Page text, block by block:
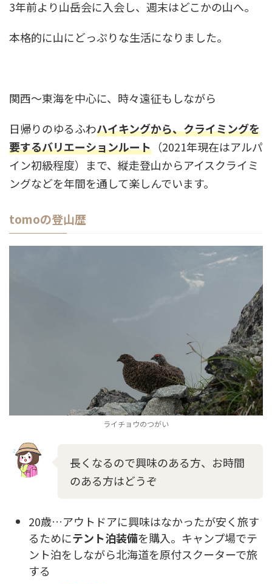
3年前より山岳会に入会し、週末はどこかの山へ。
本格的に山にどっぷりな生活になりました。
関西～東海を中心に、時々遠征もしながら
日帰りのゆるふわハイキングから、クライミングを
要するバリエーションルート （2021年現在はアルパ
イン初級程度）まで、縦走登山からアイスクライミ
ングなどを年間を通して楽しんでいます。
tomoの登山歴
ライチョウのつがい
長くなるので興味のある方、お時間
のある方はどうぞ
20歳…アウトドアに興味はなかったが安く旅す
るためにテント泊装備を購入。キャンプ場でテ
ント泊をしながら北海道を原付スクーターで旅
する